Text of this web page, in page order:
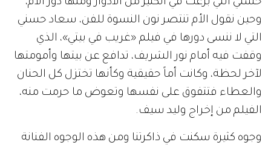
وحين نقول الأم تنتصر نون النسوة للفن، سعاد حسني
التي لا ننسى دورها في فيلم «غريب في بيتي»، الذي
وقفت فيه أمام نور الشريف، تدافع عن بيتها وأمومتها
لآخر لحظة، وكانت أماً حقيقية وكأنها تختزل كل الحنان
والعطاء فتتفوق على نفسها وتعوض ما حرمت منه،
الفيلم من إخراج وليد سيف.
وجوه كثيرة سكنت في ذاكرتنا ومن هذه الوجوه الفنانة